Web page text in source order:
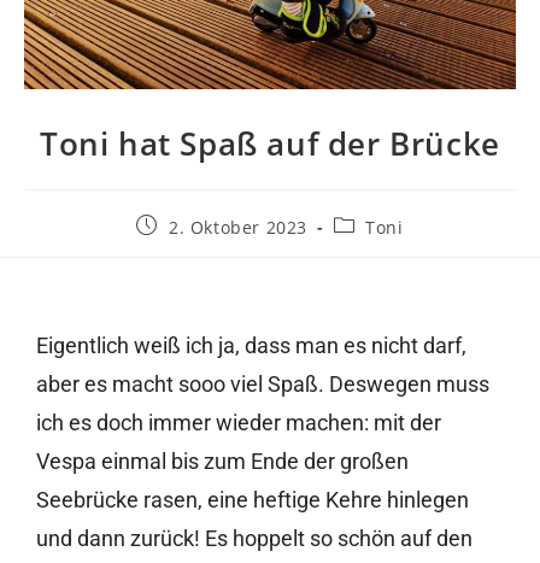
Toni hat Spaß auf der Brücke
2. Oktober 2023 Toni
Eigentlich weiß ich ja, dass man es nicht darf,
aber es macht sooo viel Spaß. Deswegen muss
ich es doch immer wieder machen: mit der
Vespa einmal bis zum Ende der großen
Seebrücke rasen, eine heftige Kehre hinlegen
und dann zurück! Es hoppelt so schön auf den